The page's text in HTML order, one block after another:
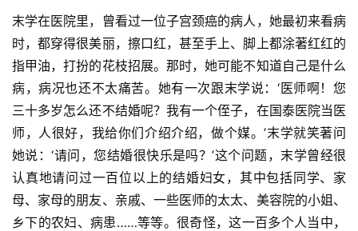
法
规
免
责
声
明
末学在医院里，曾看过一位子宫颈癌的病人，她最初来看病
时，都穿得很美丽，擦口红，甚至手上、脚上都涂著红红的
指甲油，打扮的花枝招展。那时，她可能不知道自己是什么
病，病况也还不太痛苦。她有一次跟末学说：‘医师啊！您
三十多岁怎么还不结婚呢？我有一个侄子，在国泰医院当医
师，人很好，我给你们介绍介绍，做个媒。’末学就笑著问
她说：‘请问，您结婚很快乐是吗？’这个问题，末学曾经很
认真地请问过一百位以上的结婚妇女，其中包括同学、家
母、家母的朋友、亲戚、一些医师的太太、美容院的小姐、
乡下的农妇、病患……等等。很奇怪，这一百多个人当中，